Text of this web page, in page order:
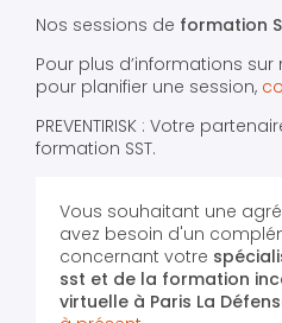
Nos sessions de formation
Pour plus d’informations sur
pour planifier une session,
PREVENTIRISK : Votre
formation SST.
Vous souhaitant une
avez besoin d'un
concernant votre
sst et de la formation
virtuelle à Paris La